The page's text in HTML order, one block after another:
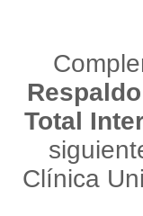
Total
Clínica